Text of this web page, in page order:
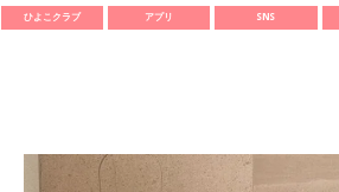
ひよこクラブ アプリ SNS